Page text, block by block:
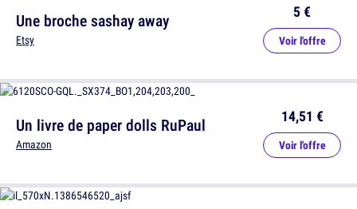
Une broche sashay away
Etsy
5 €
Voir l'offre
Un livre de paper dolls RuPaul
Amazon
14,51 €
Voir l'offre